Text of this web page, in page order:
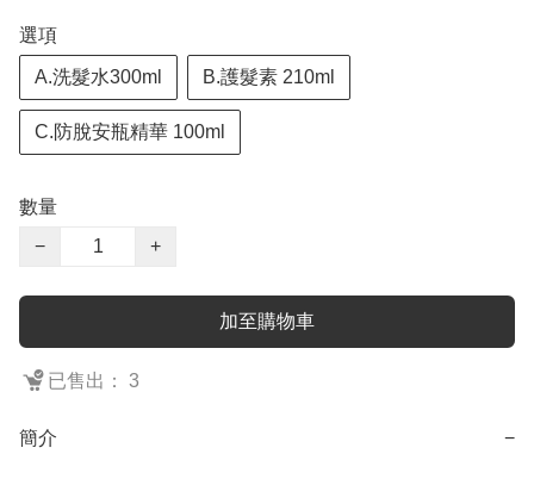
選項
A.洗髮水300ml B.護髮素 210ml
C.防脫安瓶精華 100ml
數量
−
+
加至購物車
已售出： 3
簡介 −